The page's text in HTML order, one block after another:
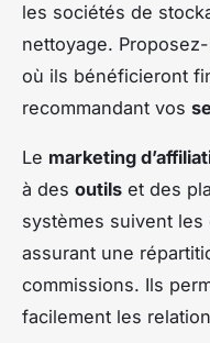
les sociétés de
nettoyage.
où ils bénéficieront
recommandant vos
Le marketing
à des outils et des
systèmes suivent
assurant une
commissions. Ils
facilement les